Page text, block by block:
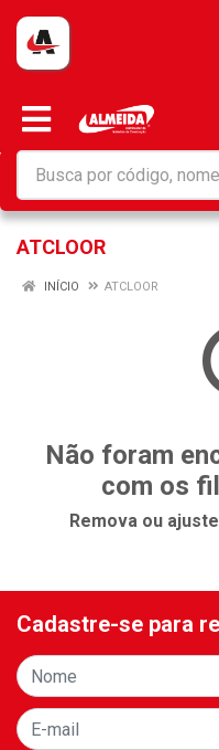
ATCLOOR
INÍCIO ATCLOOR
Não foram
com os
Remova ou
Cadastre-se para